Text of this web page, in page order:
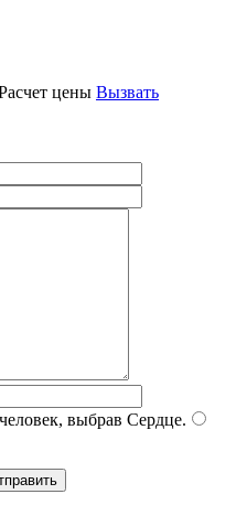
цены Вызвать
выбрав Сердце.